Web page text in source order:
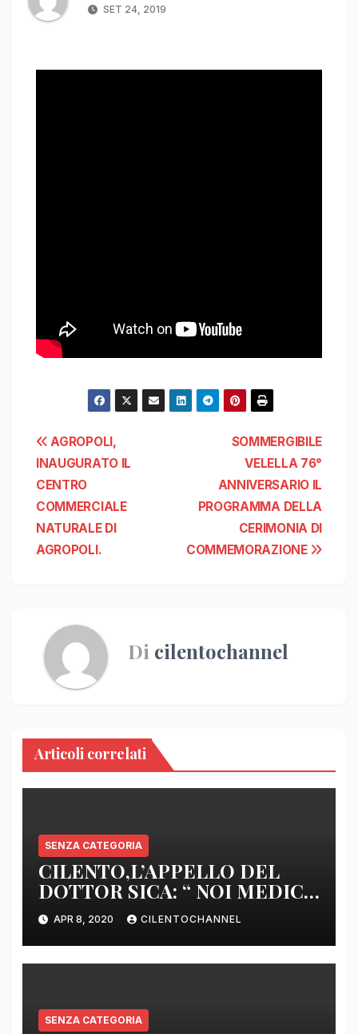
SET 24, 2019
Navigazione
articoli
SOMMERGIBILE
VELELLA 76°
ANNIVERSARIO IL
PROGRAMMA DELLA
CERIMONIA DI
COMMEMORAZIONE
AGROPOLI,
INAUGURATO IL
CENTRO
COMMERCIALE
NATURALE DI
AGROPOLI.
Di cilentochannel
Articoli correlati
SENZA CATEGORIA
CILENTO,L’APPELLO DEL
DOTTOR SICA: “ NOI MEDICI
DI BASE SIAMO SENZA ARMI
E SENZA PRESIDI”
APR 8, 2020 CILENTOCHANNEL
SENZA CATEGORIA